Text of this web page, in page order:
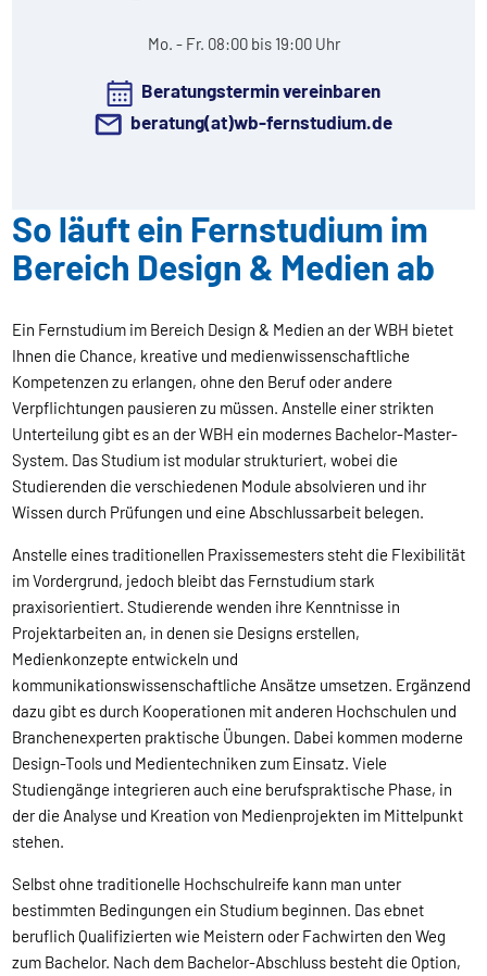
Mo. - Fr. 08:00 bis 19:00 Uhr
Beratungstermin vereinbaren
beratung(at)wb-fernstudium.de
So läuft ein Fernstudium im
Bereich Design & Medien ab
Ein Fernstudium im Bereich Design & Medien an der WBH bietet
Ihnen die Chance, kreative und medienwissenschaftliche
Kompetenzen zu erlangen, ohne den Beruf oder andere
Verpflichtungen pausieren zu müssen. Anstelle einer strikten
Unterteilung gibt es an der WBH ein modernes Bachelor-Master-
System. Das Studium ist modular strukturiert, wobei die
Studierenden die verschiedenen Module absolvieren und ihr
Wissen durch Prüfungen und eine Abschlussarbeit belegen.
Anstelle eines traditionellen Praxissemesters steht die Flexibilität
im Vordergrund, jedoch bleibt das Fernstudium stark
praxisorientiert. Studierende wenden ihre Kenntnisse in
Projektarbeiten an, in denen sie Designs erstellen,
Medienkonzepte entwickeln und
kommunikationswissenschaftliche Ansätze umsetzen. Ergänzend
dazu gibt es durch Kooperationen mit anderen Hochschulen und
Branchenexperten praktische Übungen. Dabei kommen moderne
Design-Tools und Medientechniken zum Einsatz. Viele
Studiengänge integrieren auch eine berufspraktische Phase, in
der die Analyse und Kreation von Medienprojekten im Mittelpunkt
stehen.
Selbst ohne traditionelle Hochschulreife kann man unter
bestimmten Bedingungen ein Studium beginnen. Das ebnet
beruflich Qualifizierten wie Meistern oder Fachwirten den Weg
zum Bachelor. Nach dem Bachelor-Abschluss besteht die Option,